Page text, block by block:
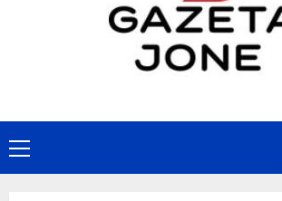
Primary
Menu